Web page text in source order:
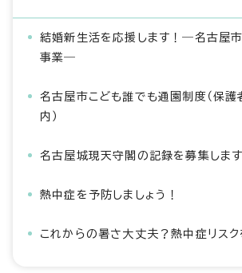
結婚新生活を応援します！―名古屋
事業―
名古屋市こども誰でも通園制度（保
内）
名古屋城現天守閣の記録を募集します
熱中症を予防しましょう！
これからの暑さ大丈夫？熱中症リスク